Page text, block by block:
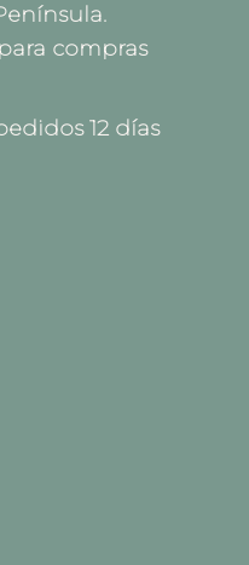
la Península.
compras
12 días